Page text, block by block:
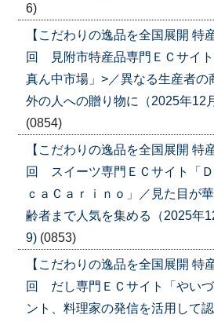
6)
【こだわりの逸品を全国展開 特
回 見附市特産品専門ＥＣサイ
真ん中市場」>／異なる生産者の
外の人への贈り物に（2025年12
(0854)
【こだわりの逸品を全国展開 特
回 スイーツ専門ＥＣサイト「Ｄ
ｃａＣａｒｉｎｏ」／見た目が
齢者まで人気を集める（2025年
9) (0853)
【こだわりの逸品を全国展開 特
回 だし専門ＥＣサイト「やい
ント、料理家の発信を活用して